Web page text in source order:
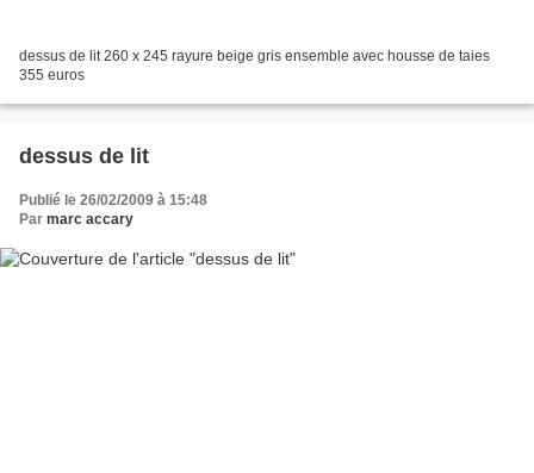
dessus de lit 260 x 245 rayure beige gris ensemble avec housse de taies
355 euros
dessus de lit
Publié le 26/02/2009 à 15:48
Par marc accary